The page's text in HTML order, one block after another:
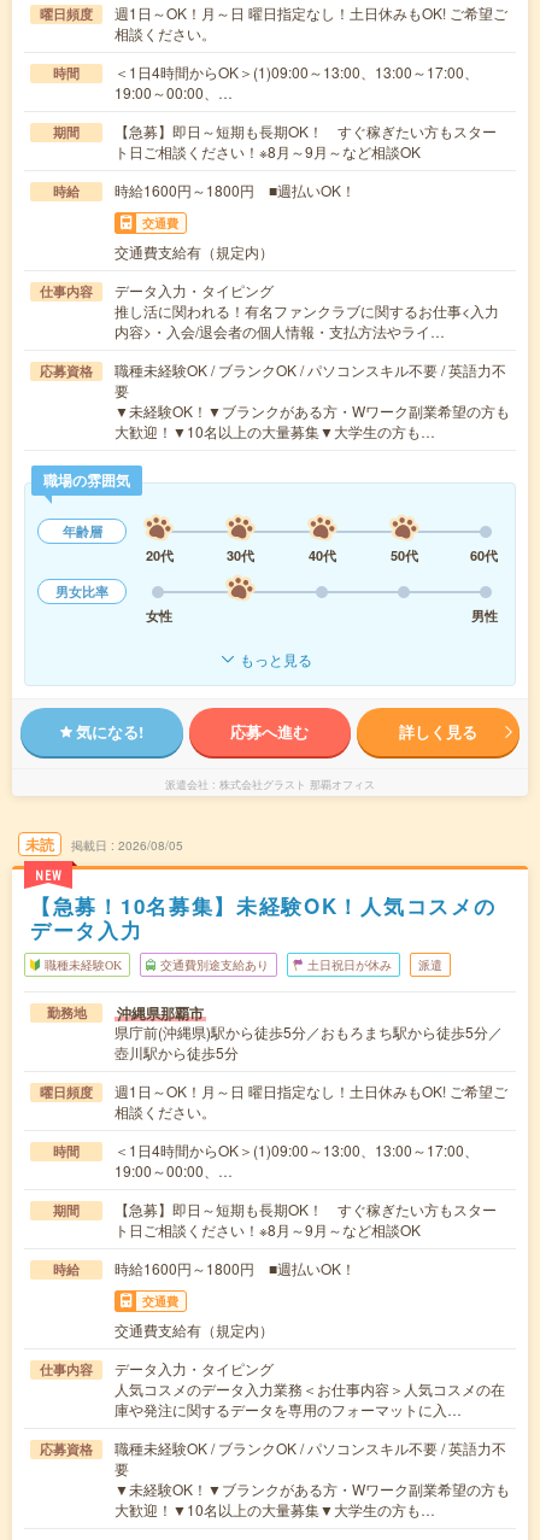
曜日頻度
週1日～OK！月～日 曜日指定なし！土日休みもOK! ご希望ご
相談ください。
時間
＜1日4時間からOK＞(1)09:00～13:00、13:00～17:00、
19:00～00:00、…
期間
【急募】即日～短期も長期OK！ すぐ稼ぎたい方もスター
ト日ご相談ください！※8月～9月～など相談OK
時給 時給1600円～1800円 ■週払いOK！
交通費
交通費支給有（規定内）
仕事内容
データ入力・タイピング
推し活に関われる！有名ファンクラブに関するお仕事<入力
内容>・入会/退会者の個人情報・支払方法やライ…
応募資格
職種未経験OK / ブランクOK / パソコンスキル不要 / 英語力不
要
▼未経験OK！▼ブランクがある方・Wワーク副業希望の方も
大歓迎！▼10名以上の大量募集▼大学生の方も…
職場の雰囲気
年齢層
20代
30代 40代 50代
60代
男女比率
女性
男性
もっと見る
気になる! 応募へ進む 詳しく見る
派遣会社 株式会社グラスト 那覇オフィス
未読
NEW
掲載日 2026/08/05
【急募！10名募集】未経験OK！人気コスメの
データ入力
職種未経験OK 交通費別途支給あり 土日祝日が休み 派遣
勤務地 沖縄県那覇市
県庁前(沖縄県)駅から徒歩5分／おもろまち駅から徒歩5分／
壺川駅から徒歩5分
曜日頻度
週1日～OK！月～日 曜日指定なし！土日休みもOK! ご希望ご
相談ください。
時間
＜1日4時間からOK＞(1)09:00～13:00、13:00～17:00、
19:00～00:00、…
期間
【急募】即日～短期も長期OK！ すぐ稼ぎたい方もスター
ト日ご相談ください！※8月～9月～など相談OK
時給 時給1600円～1800円 ■週払いOK！
交通費
交通費支給有（規定内）
仕事内容
データ入力・タイピング
人気コスメのデータ入力業務＜お仕事内容＞人気コスメの在
庫や発注に関するデータを専用のフォーマットに入…
応募資格
職種未経験OK / ブランクOK / パソコンスキル不要 / 英語力不
要
▼未経験OK！▼ブランクがある方・Wワーク副業希望の方も
大歓迎！▼10名以上の大量募集▼大学生の方も…